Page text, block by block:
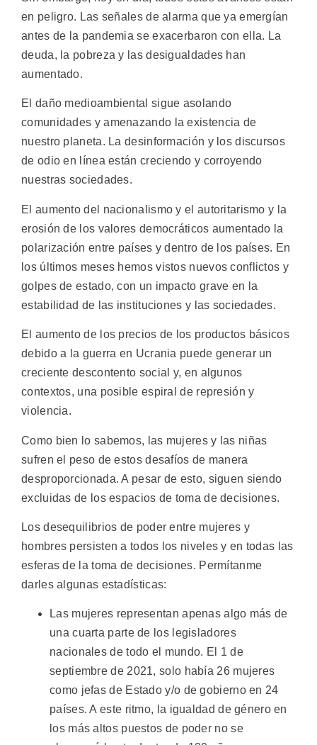
en peligro. Las señales de alarma que ya emergían
antes de la pandemia se exacerbaron con ella. La
deuda, la pobreza y las desigualdades han
aumentado.
El daño medioambiental sigue asolando
comunidades y amenazando la existencia de
nuestro planeta. La desinformación y los discursos
de odio en línea están creciendo y corroyendo
nuestras sociedades.
El aumento del nacionalismo y el autoritarismo y la
erosión de los valores democráticos aumentado la
polarización entre países y dentro de los países. En
los últimos meses hemos vistos nuevos conflictos y
golpes de estado, con un impacto grave en la
estabilidad de las instituciones y las sociedades.
El aumento de los precios de los productos básicos
debido a la guerra en Ucrania puede generar un
creciente descontento social y, en algunos
contextos, una posible espiral de represión y
violencia.
Como bien lo sabemos, las mujeres y las niñas
sufren el peso de estos desafíos de manera
desproporcionada. A pesar de esto, siguen siendo
excluidas de los espacios de toma de decisiones.
Los desequilibrios de poder entre mujeres y
hombres persisten a todos los niveles y en todas las
esferas de la toma de decisiones. Permítanme
darles algunas estadísticas:
Las mujeres representan apenas algo más de
una cuarta parte de los legisladores
nacionales de todo el mundo. El 1 de
septiembre de 2021, solo había 26 mujeres
como jefas de Estado y/o de gobierno en 24
países. A este ritmo, la igualdad de género en
los más altos puestos de poder no se